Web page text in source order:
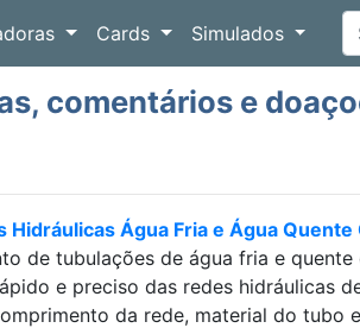
Cards Simulados
comentários e
Água Fria e Água Quente
de tubulações de água fria e
e preciso das redes hidráulicas
da rede, material do tubo